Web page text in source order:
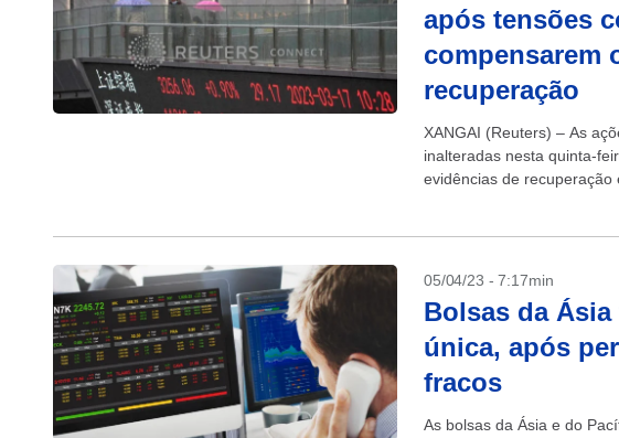
após tensões
compensarem
recuperação
XANGAI (Reuters) – As
inalteradas nesta quinta-
evidências de
05/04/23 - 7:17min
Bolsas da
única, após
fracos
As bolsas da Ásia e do